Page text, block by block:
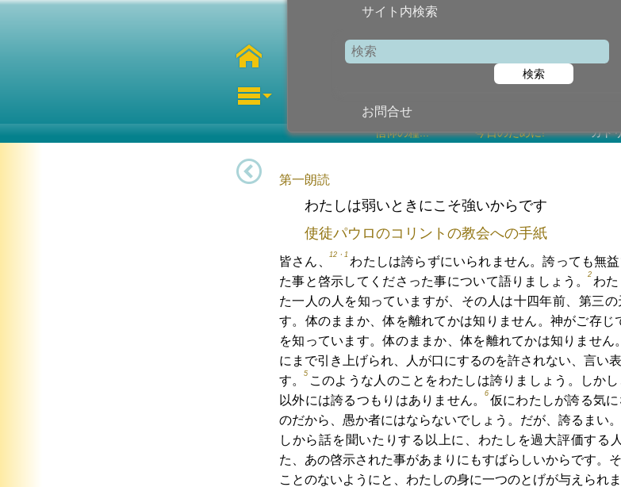
サイト内検索
検索
お問合せ
信仰の糧... 今日のために! カト
第一朗読
わたしは弱いときにこそ強いからです
使徒パウロのコリントの教会への手紙
皆さん、
12・1
わたしは誇らずにいられません。誇っても無
た事と啓示してくださった事について語りましょう。
2
わ
た一人の人を知っていますが、その人は十四年前、第三
す。体のままか、体を離れてかは知りません。神がご存じ
を知っています。体のままか、体を離れてかは知りません
にまで引き上げられ、人が口にするのを許されない、言い
す。
5
このような人のことをわたしは誇りましょう。しか
以外には誇るつもりはありません。
6
仮にわたしが誇る気
のだから、愚か者にはならないでしょう。だが、誇るまい
しから話を聞いたりする以上に、わたしを過大評価する
た、あの啓示された事があまりにもすばらしいからです。
ことのないようにと、わたしの身に一つのとげが与えられ